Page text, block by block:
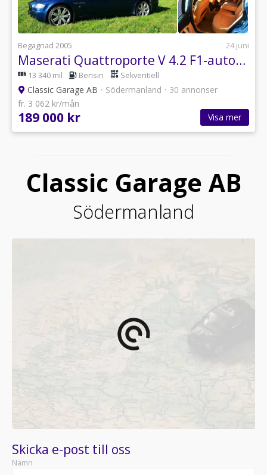
Begagnad 2005 24 juni
Maserati Quattroporte V 4.2 F1-automat m paddlar
13 340 mil Bensin Sekventiell
Classic Garage AB • Södermanland • 30 annonser
fr. 3 062 kr/mån
189 000 kr Visa mer
Classic Garage AB
Södermanland
Skicka e-post till oss
Namn